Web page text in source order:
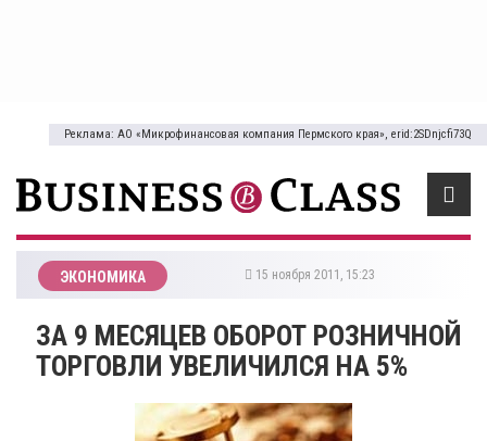
Реклама: АО «Микрофинансовая компания Пермского края», erid:2SDnjcfi73Q
ЭКОНОМИКА 15 ноября 2011, 15:23
ЗА 9 МЕСЯЦЕВ ОБОРОТ РОЗНИЧНОЙ
ТОРГОВЛИ УВЕЛИЧИЛСЯ НА 5%